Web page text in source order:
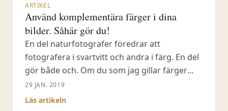
ARTIKEL
Använd komplementära färger i dina
bilder. Såhär gör du!
En del naturfotografer föredrar att
fotografera i svartvitt och andra i färg. En del
gör både och. Om du som jag gillar färger
och använda dig av färg i dina fotografier för
att skapa olika sinnesstämningar tycker jag
29 JAN. 2019
Läs artikeln